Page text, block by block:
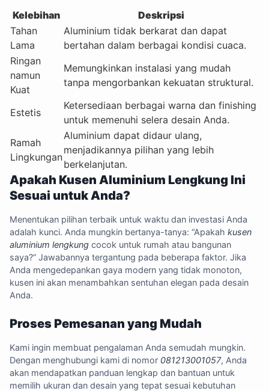
Kelebihan
Deskripsi
Tahan
Lama
Aluminium tidak berkarat dan dapat
bertahan dalam berbagai kondisi cuaca.
Ringan
namun
Kuat
Memungkinkan instalasi yang mudah
tanpa mengorbankan kekuatan struktural.
Estetis
Ketersediaan berbagai warna dan finishing
untuk memenuhi selera desain Anda.
Ramah
Lingkungan
Aluminium dapat didaur ulang,
menjadikannya pilihan yang lebih
berkelanjutan.
Apakah Kusen Aluminium Lengkung Ini
Sesuai untuk Anda?
Menentukan pilihan terbaik untuk waktu dan investasi Anda
adalah kunci. Anda mungkin bertanya-tanya: “Apakah kusen
aluminium lengkung cocok untuk rumah atau bangunan
saya?” Jawabannya tergantung pada beberapa faktor. Jika
Anda mengedepankan gaya modern yang tidak monoton,
kusen ini akan menambahkan sentuhan elegan pada desain
Anda.
Proses Pemesanan yang Mudah
Kami ingin membuat pengalaman Anda semudah mungkin.
Dengan menghubungi kami di nomor 081213001057, Anda
akan mendapatkan panduan lengkap dan bantuan untuk
memilih ukuran dan desain yang tepat sesuai kebutuhan